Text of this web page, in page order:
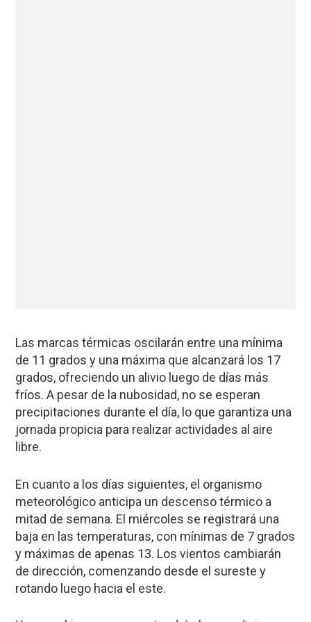
Las marcas térmicas oscilarán entre una mínima
de 11 grados y una máxima que alcanzará los 17
grados, ofreciendo un alivio luego de días más
fríos. A pesar de la nubosidad, no se esperan
precipitaciones durante el día, lo que garantiza una
jornada propicia para realizar actividades al aire
libre.
En cuanto a los días siguientes, el organismo
meteorológico anticipa un descenso térmico a
mitad de semana. El miércoles se registrará una
baja en las temperaturas, con mínimas de 7 grados
y máximas de apenas 13. Los vientos cambiarán
de dirección, comenzando desde el sureste y
rotando luego hacia el este.